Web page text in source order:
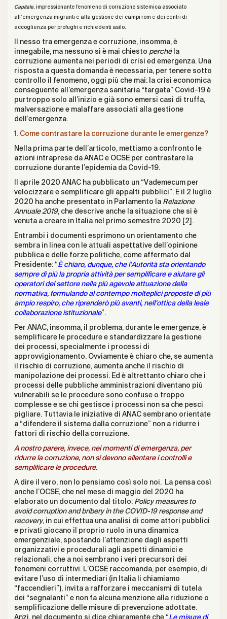
Capitale, impressionante fenomeno di corruzione sistemica associato
all’emergenza migranti e alla gestione dei campi rom e dei centri di
accoglienza per profughi e richiedenti asilo.
Il nesso tra emergenza e corruzione, insomma, è
innegabile, ma nessuno si è mai chiesto perché la
corruzione aumenta nei periodi di crisi ed emergenza. Una
risposta a questa domanda è necessaria, per tenere sotto
controllo il fenomeno, oggi più che mai: la crisi economica
conseguente all’emergenza sanitaria “targata” Covid-19 è
purtroppo solo all’inizio e già sono emersi casi di truffa,
malversazione e malaffare associati alla gestione
dell’emergenza.
1. Come contrastare la corruzione durante le emergenze?
Nella prima parte dell’articolo, mettiamo a confronto le
azioni intraprese da ANAC e OCSE per contrastare la
corruzione durante l’epidemia da Covid-19.
Il aprile 2020 ANAC ha pubblicato un “Vademecum per
velocizzare e semplificare gli appalti pubblici”. E il 2 luglio
2020 ha anche presentato in Parlamento la Relazione
Annuale 2019, che descrive anche la situazione che si è
venuta a creare in Italia nel primo semestre 2020 [2].
Entrambi i documenti esprimono un orientamento che
sembra in linea con le attuali aspettative dell’opinione
pubblica e delle forze politiche, come affermato dal
Presidente: “È chiaro, dunque, che l’Autorità sta orientando
sempre di più la propria attività per semplificare e aiutare gli
operatori del settore nella più agevole attuazione della
normativa, formulando al contempo molteplici proposte di più
ampio respiro, che riprenderò più avanti, nell’ottica della leale
collaborazione istituzionale”.
Per ANAC, insomma, il problema, durante le emergenze, è
semplificare le procedure e standardizzare la gestione
dei processi, specialmente i processi di
approvvigionamento. Ovviamente è chiaro che, se aumenta
il rischio di corruzione, aumenta anche il rischio di
manipolazione dei processi. Ed è altrettanto chiaro che i
processi delle pubbliche amministrazioni diventano più
vulnerabili se le procedure sono confuse o troppo
complesse e se chi gestisce i processi non sa che pesci
pigliare. Tuttavia le iniziative di ANAC sembrano orientate
a “difendere il sistema dalla corruzione” non a ridurre i
fattori di rischio della corruzione.
A nostro parere, invece, nei momenti di emergenza, per
ridurre la corruzione, non si devono allentare i controlli e
semplificare le procedure.
A dire il vero, non lo pensiamo così solo noi. La pensa così
anche l’OCSE, che nel mese di maggio del 2020 ha
elaborato un documento dal titolo: Policy measures to
avoid corruption and bribery in the COVID-19 response and
recovery, in cui effettua una analisi di come attori pubblici
e privati giocano il proprio ruolo in una dinamica
emergenziale, spostando l’attenzione dagli aspetti
organizzativi e procedurali agli aspetti dinamici e
relazionali, che a noi sembrano i veri precursori dei
fenomeni corruttivi. L’OCSE raccomanda, per esempio, di
evitare l’uso di intermediari (in Italia li chiamiamo
“faccendieri”), invita a rafforzare i meccanismi di tutela
dei “segnalanti” e non fa alcuna menzione alla riduzione o
semplificazione delle misure di prevenzione adottate.
Anzi, nel documento si dice chiaramente che “Le misure di